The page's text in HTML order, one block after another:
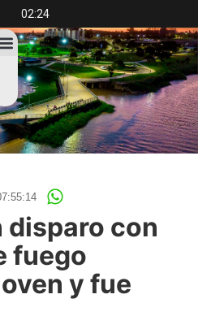
02:24
disparo con
fuego
y fue